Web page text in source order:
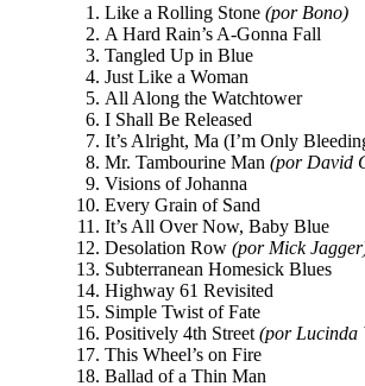
Like a Rolling Stone (por Bono)
A Hard Rain’s A-Gonna Fall
Tangled Up in Blue
Just Like a Woman
All Along the Watchtower
I Shall Be Released
It’s Alright, Ma (I’m Only
Mr. Tambourine Man (por David
Visions of Johanna
Every Grain of Sand
It’s All Over Now, Baby Blue
Desolation Row (por Mick
Subterranean Homesick Blues
Highway 61 Revisited
Simple Twist of Fate
Positively 4th Street (por Lucinda
This Wheel’s on Fire
Ballad of a Thin Man